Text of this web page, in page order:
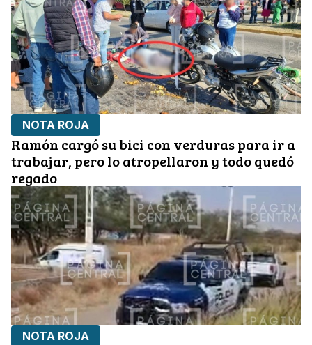
NOTA ROJA
Ramón cargó su bici con verduras para ir a
trabajar, pero lo atropellaron y todo quedó
regado
NOTA ROJA